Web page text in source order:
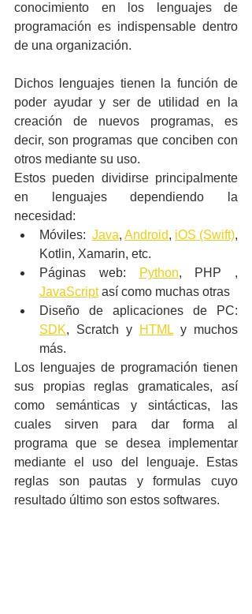
conocimiento en los lenguajes de
programación es indispensable dentro
de una organización.
Dichos lenguajes tienen la función de
poder ayudar y ser de utilidad en la
creación de nuevos programas, es
decir, son programas que conciben con
otros mediante su uso.
Estos pueden dividirse principalmente
en lenguajes dependiendo la
necesidad:
Móviles: Java, Android, iOS (Swift),
Kotlin, Xamarin, etc.
Páginas web:
Python
JavaScript así como muchas otras
SDK, Scratch y HTML y muchos
más.
Los lenguajes de programación tienen
sus propias reglas gramaticales, así
como semánticas y sintácticas, las
cuales sirven para dar forma al
programa que se desea implementar
mediante el uso del lenguaje. Estas
reglas son pautas y formulas cuyo
resultado último son estos softwares.